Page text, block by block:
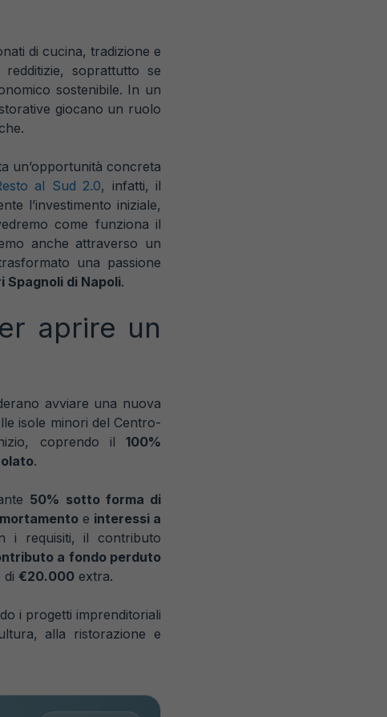
di cucina, tradizione e
soprattutto se
sostenibile. In un
giocano un ruolo
un’opportunità concreta
al Sud 2.0, infatti, il
l’investimento iniziale,
come funziona il
anche attraverso un
una passione
Spagnoli di Napoli.
aprire un
avviare una nuova
isole minori del Centro-
coprendo il 100%
.
50% sotto forma di
e interessi a
i requisiti, il contributo
a fondo perduto
di €20.000 extra.
i progetti imprenditoriali
alla ristorazione e